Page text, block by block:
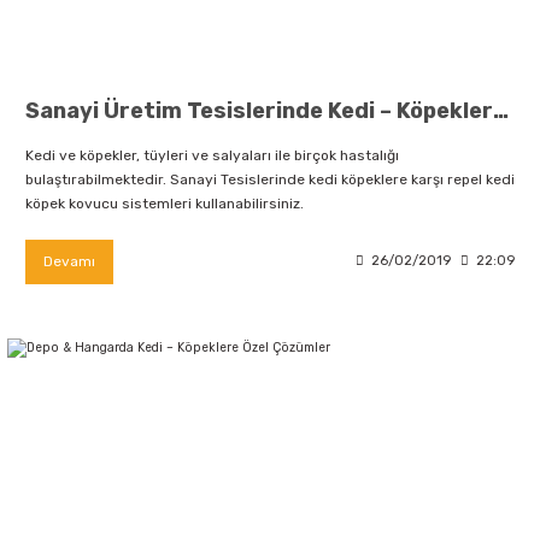
Sanayi Üretim Tesislerinde Kedi – Köpeklere Özel Çözümler
Kedi ve köpekler, tüyleri ve salyaları ile birçok hastalığı
bulaştırabilmektedir. Sanayi Tesislerinde kedi köpeklere karşı repel kedi
köpek kovucu sistemleri kullanabilirsiniz.
Devamı 26/02/2019 22:09